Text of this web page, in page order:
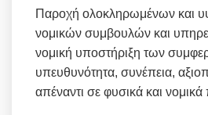
Παροχή ολοκληρωμένων και
νομικών συμβουλών και
νομική υποστήριξη των
υπευθυνότητα, συνέπεια,
απέναντι σε φυσικά και